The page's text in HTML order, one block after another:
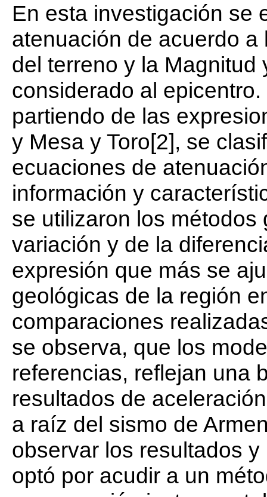
En esta investigación se
atenuación de acuerdo
del terreno y la
considerado al
partiendo de las
y Mesa y Toro[2], se
ecuaciones de
información y
se utilizaron los
variación y de la
expresión que más se
geológicas de la región
comparaciones
se observa, que los
referencias, reflejan una
resultados de
a raíz del sismo de
observar los resultados
optó por acudir a un